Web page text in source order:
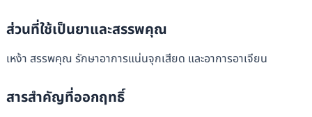
ส่วนที่ใช้เป็นยาและสรรพคุณ
เหง้า สรรพคุณ รักษาอาการแน่นจุกเสียด และอาการอาเจียน
สารสำคัญที่ออกฤทธิ์